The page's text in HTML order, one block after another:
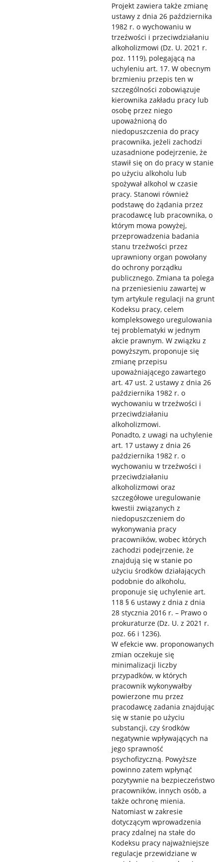
Projekt zawiera także zmianę
ustawy z dnia 26 października
1982 r. o wychowaniu w
trzeźwości i przeciwdziałaniu
alkoholizmowi (Dz. U. 2021 r.
poz. 1119), polegającą na
uchyleniu art. 17. W obecnym
brzmieniu przepis ten w
szczególności zobowiązuje
kierownika zakładu pracy lub
osobę przez niego
upoważnioną do
niedopuszczenia do pracy
pracownika, jeżeli zachodzi
uzasadnione podejrzenie, że
stawił się on do pracy w stanie
po użyciu alkoholu lub
spożywał alkohol w czasie
pracy. Stanowi również
podstawę do żądania przez
pracodawcę lub pracownika, o
którym mowa powyżej,
przeprowadzenia badania
stanu trzeźwości przez
uprawniony organ powołany
do ochrony porządku
publicznego. Zmiana ta polega
na przeniesieniu zawartej w
tym artykule regulacji na grunt
Kodeksu pracy, celem
kompleksowego uregulowania
tej problematyki w jednym
akcie prawnym. W związku z
powyższym, proponuje się
zmianę przepisu
upoważniającego zawartego
art. 47 ust. 2 ustawy z dnia 26
października 1982 r. o
wychowaniu w trzeźwości i
przeciwdziałaniu
alkoholizmowi.
Ponadto, z uwagi na uchylenie
art. 17 ustawy z dnia 26
października 1982 r. o
wychowaniu w trzeźwości i
przeciwdziałaniu
alkoholizmowi oraz
szczegółowe uregulowanie
kwestii związanych z
niedopuszczeniem do
wykonywania pracy
pracowników, wobec których
zachodzi podejrzenie, że
znajdują się w stanie po
użyciu środków działających
podobnie do alkoholu,
proponuje się uchylenie art.
118 § 6 ustawy z dnia z dnia
28 stycznia 2016 r. – Prawo o
prokuraturze (Dz. U. z 2021 r.
poz. 66 i 1236).
W efekcie ww. proponowanych
zmian oczekuje się
minimalizacji liczby
przypadków, w których
pracownik wykonywałby
powierzone mu przez
pracodawcę zadania znajdując
się w stanie po użyciu
substancji, czy środków
negatywnie wpływających na
jego sprawność
psychofizyczną. Powyższe
powinno zatem wpłynąć
pozytywnie na bezpieczeństwo
pracowników, innych osób, a
także ochronę mienia.
Natomiast w zakresie
dotyczącym wprowadzenia
pracy zdalnej na stałe do
Kodeksu pracy najważniejsze
regulacje przewidziane w